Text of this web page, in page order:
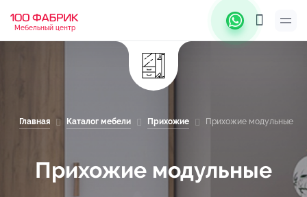
Мебельный центр
Главная Каталог мебели Прихожие Прихожие модульные
Прихожие модульные